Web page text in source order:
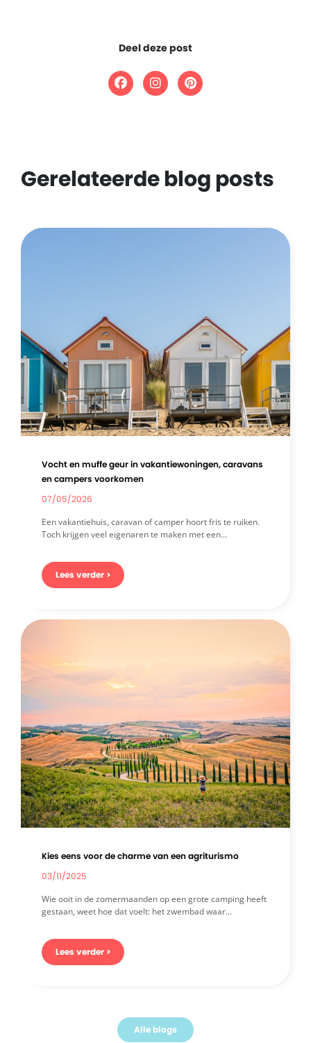
Deel deze post
Gerelateerde blog posts
Vocht en muffe geur in vakantiewoningen, caravans
en campers voorkomen
07/05/2026
Een vakantiehuis, caravan of camper hoort fris te ruiken.
Toch krijgen veel eigenaren te maken met een...
Lees verder >
Kies eens voor de charme van een agriturismo
03/11/2025
Wie ooit in de zomermaanden op een grote camping heeft
gestaan, weet hoe dat voelt: het zwembad waar...
Lees verder >
Alle blogs